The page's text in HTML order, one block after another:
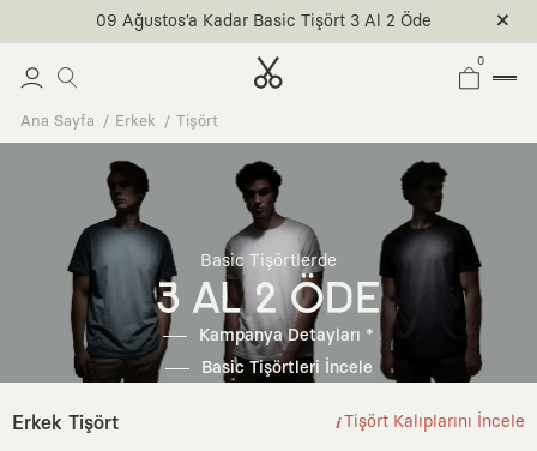
09 Ağustos’a Kadar Basic Tişört 3 Al 2 Öde
0
Ana Sayfa Erkek Tişört
Basic Tişörtlerde
3 AL 2 ÖDE
Kampanya Detayları *
Basic Tişörtleri İncele
Erkek Tişört Tişört Kalıplarını İncele